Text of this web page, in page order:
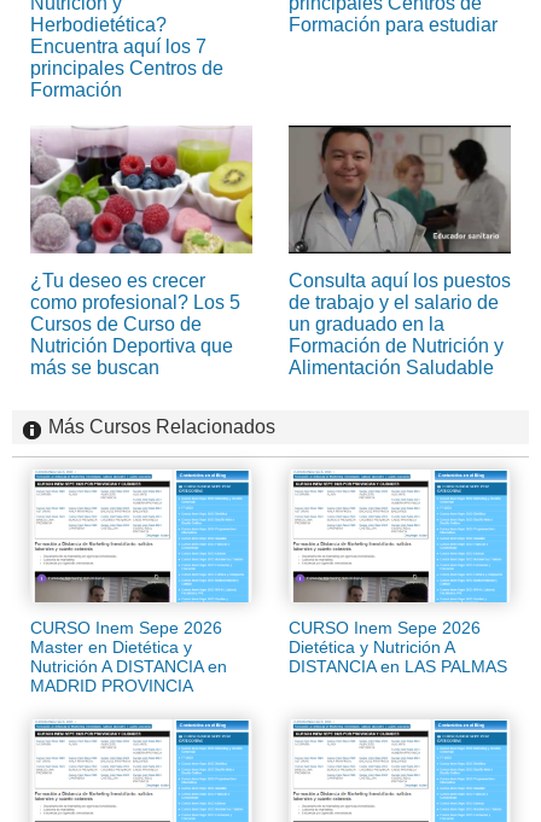
Herbodietética?
Encuentra aquí los 7
principales Centros de
Formación
Formación para estudiar
¿Tu deseo es crecer
como profesional? Los 5
Cursos de Curso de
Nutrición Deportiva que
más se buscan
Consulta aquí los puestos
de trabajo y el salario de
un graduado en la
Formación de Nutrición y
Alimentación Saludable
Más Cursos Relacionados
CURSO Inem Sepe 2026
Master en Dietética y
Nutrición A DISTANCIA en
MADRID PROVINCIA
CURSO Inem Sepe 2026
Dietética y Nutrición A
DISTANCIA en LAS PALMAS